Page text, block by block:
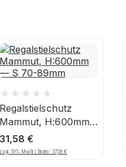
Regalstielschutz
Mammut, H:600mm
— S 70-89mm
31,58€
zzgl. 19% MwSt / Brutto : 37,58€